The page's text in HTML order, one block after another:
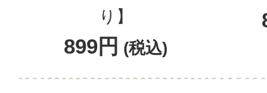
り】
899円 (税込)